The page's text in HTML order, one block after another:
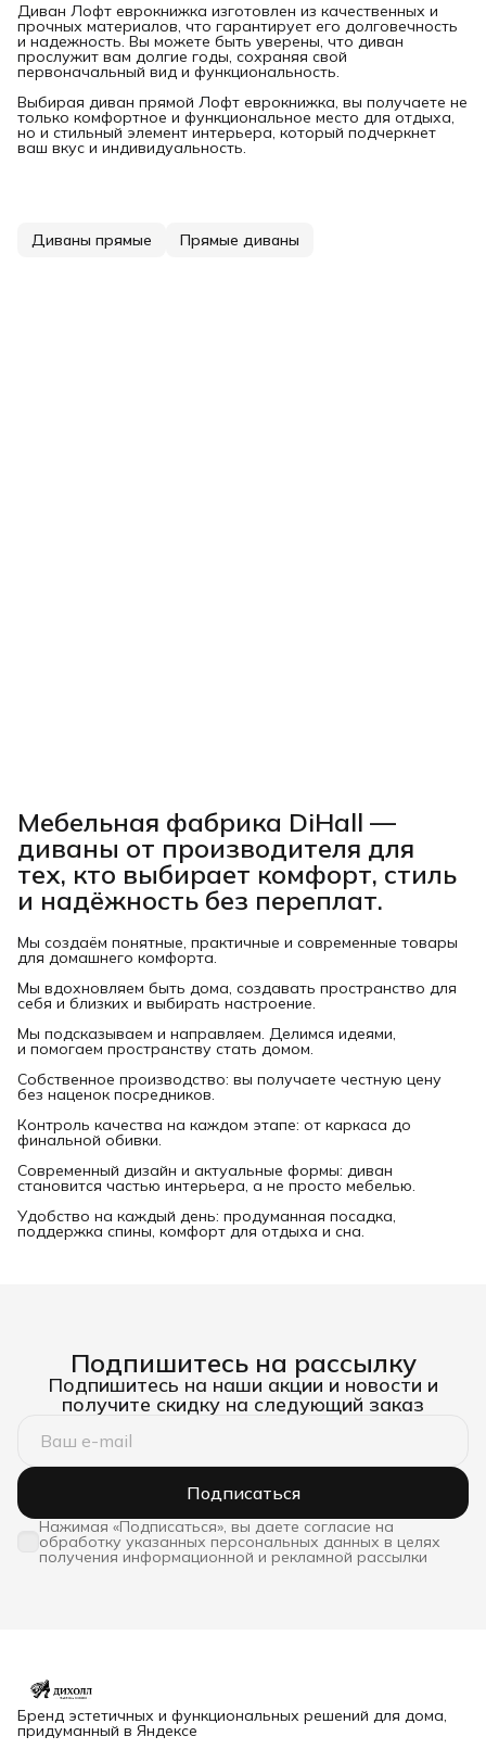
Диван Лофт еврокнижка изготовлен из качественных и
прочных материалов, что гарантирует его долговечность
и надежность. Вы можете быть уверены, что диван
прослужит вам долгие годы, сохраняя свой
первоначальный вид и функциональность.
Выбирая диван прямой Лофт еврокнижка, вы получаете не
только комфортное и функциональное место для отдыха,
но и стильный элемент интерьера, который подчеркнет
ваш вкус и индивидуальность.
Диваны прямые Прямые диваны
Мебельная фабрика DiHall —
диваны от производителя для
тех, кто выбирает комфорт, стиль
и надёжность без переплат.
Мы создаём понятные, практичные и современные товары
для домашнего комфорта.
Мы вдохновляем быть дома, создавать пространство для
себя и близких и выбирать настроение.
Мы подсказываем и направляем. Делимся идеями,
и помогаем пространству стать домом.
Собственное производство: вы получаете честную цену
без наценок посредников.
Контроль качества на каждом этапе: от каркаса до
финальной обивки.
Современный дизайн и актуальные формы: диван
становится частью интерьера, а не просто мебелью.
Удобство на каждый день: продуманная посадка,
поддержка спины, комфорт для отдыха и сна.
Подпишитесь на рассылку
Подпишитесь на наши акции и новости и
получите скидку на следующий заказ
Подписаться
Нажимая «Подписаться», вы даете согласие на
обработку указанных персональных данных в целях
получения информационной и рекламной рассылки
Бренд эстетичных и функциональных решений для дома,
придуманный в Яндексе